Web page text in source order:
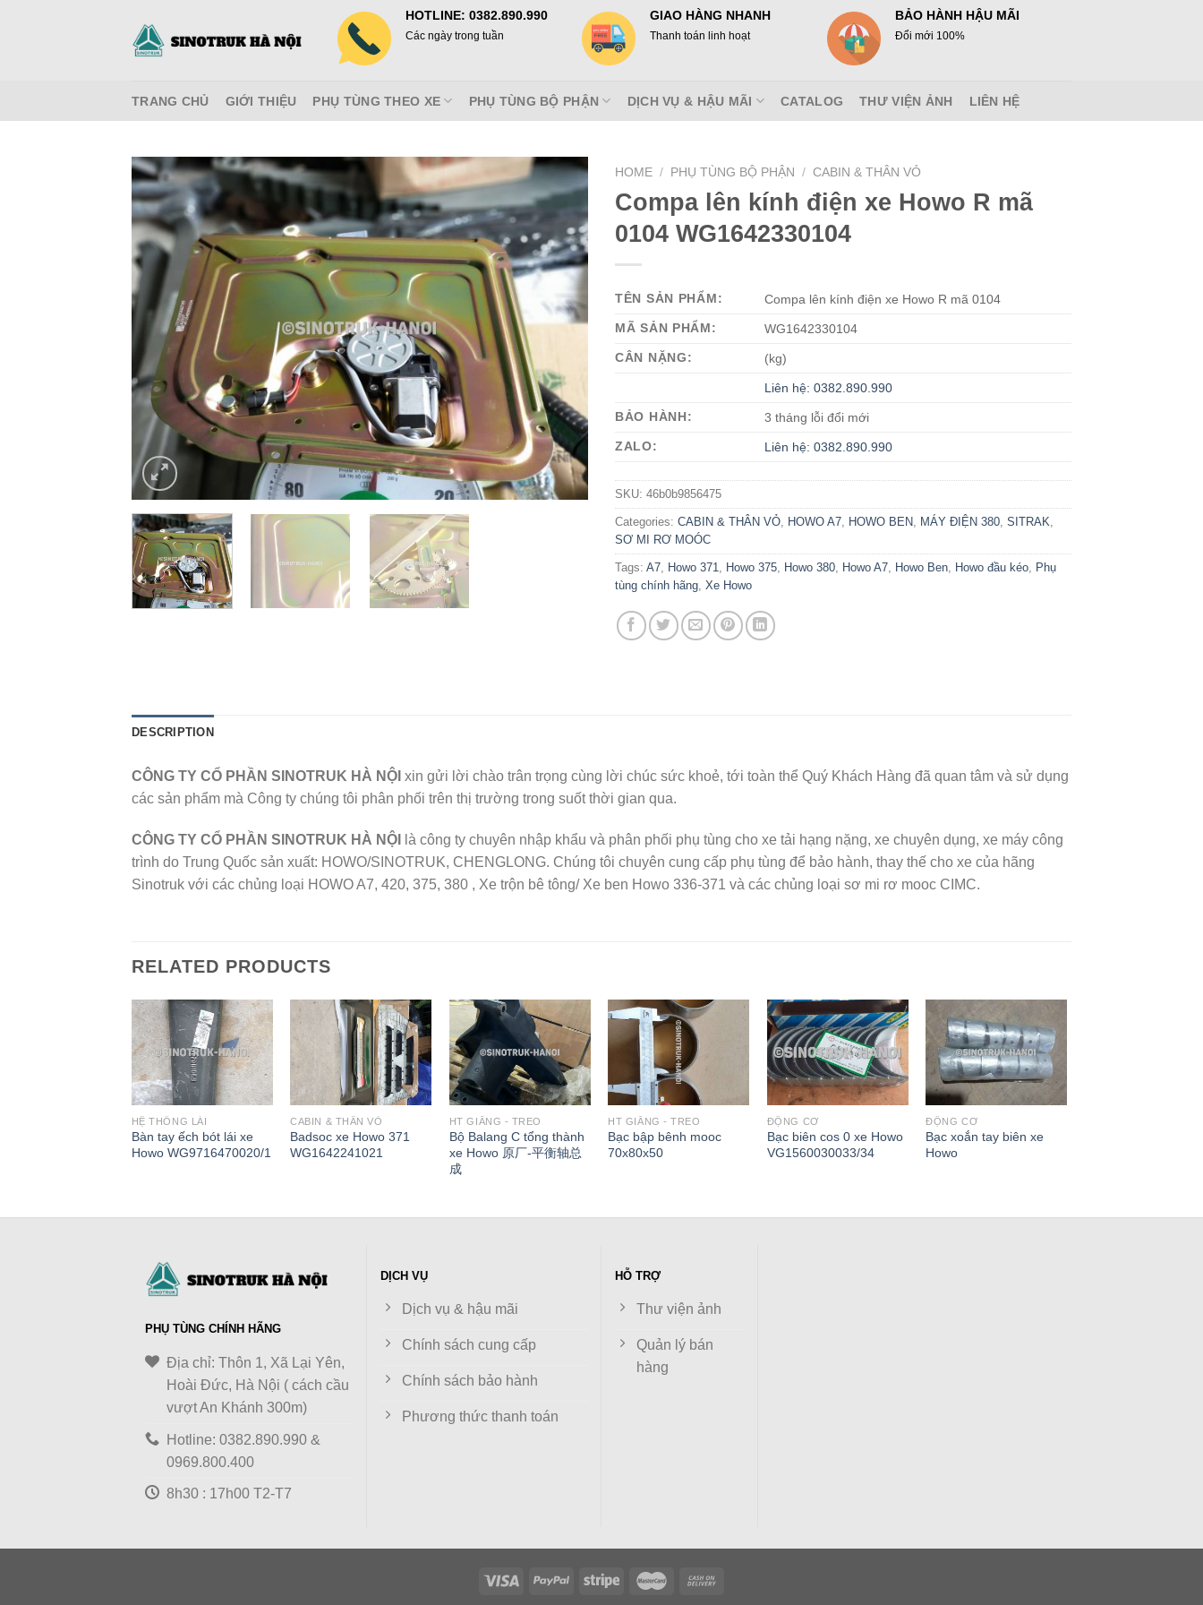
HOTLINE: 0382.890.990
Các ngày trong tuần
GIAO HÀNG NHANH
Thanh toán linh hoạt
BẢO HÀNH HẬU MÃI
Đổi mới 100%
TRANG CHỦ GIỚI THIỆU PHỤ TÙNG THEO XE PHỤ TÙNG BỘ PHẬN DỊCH VỤ & HẬU MÃI CATALOG THƯ VIỆN ẢNH LIÊN HỆ
HOME / PHỤ TÙNG BỘ PHẬN / CABIN & THÂN VỎ
Compa lên kính điện xe Howo R mã
0104 WG1642330104
TÊN SẢN PHẨM:
Compa lên kính điện xe Howo R mã 0104
MÃ SẢN PHẨM:
WG1642330104
CÂN NẶNG:
(kg)
Liên hệ: 0382.890.990
BẢO HÀNH:
3 tháng lỗi đổi mới
ZALO:
Liên hệ: 0382.890.990
SKU: 46b0b9856475
Categories: CABIN & THÂN VỎ, HOWO A7, HOWO BEN, MÁY ĐIỆN 380, SITRAK,
SƠ MI RƠ MOÓC
Tags: A7, Howo 371, Howo 375, Howo 380, Howo A7, Howo Ben, Howo đầu kéo, Phụ
tùng chính hãng, Xe Howo
DESCRIPTION
CÔNG TY CỔ PHẦN SINOTRUK HÀ NỘI xin gửi lời chào trân trọng cùng lời chúc sức khoẻ, tới toàn thể Quý Khách Hàng đã quan tâm và sử dụng
các sản phẩm mà Công ty chúng tôi phân phối trên thị trường trong suốt thời gian qua.
CÔNG TY CỔ PHẦN SINOTRUK HÀ NỘI
là công ty chuyên nhập khẩu và phân phối phụ tùng cho xe tải hạng nặng, xe chuyên dụng, xe máy công
trình do Trung Quốc sản xuất: HOWO/SINOTRUK, CHENGLONG. Chúng tôi chuyên cung cấp phụ tùng để bảo hành, thay thế cho xe của hãng
Sinotruk với các chủng loại HOWO A7, 420, 375, 380 , Xe trộn bê tông/ Xe ben Howo 336-371 và các chủng loại sơ mi rơ mooc CIMC.
RELATED PRODUCTS
HỆ THỐNG LÁI
Bàn tay ếch bót lái xe
Howo WG9716470020/1
CABIN & THÂN VỎ
Badsoc xe Howo 371
WG1642241021
HT GIẰNG - TREO
Bộ Balang C tổng thành
xe Howo 原厂-平衡轴总
成
HT GIẰNG - TREO
Bạc bập bênh mooc
70x80x50
ĐỘNG CƠ
Bạc biên cos 0 xe Howo
VG1560030033/34
ĐỘNG CƠ
Bạc xoắn tay biên xe
Howo
PHỤ TÙNG CHÍNH HÃNG
Địa chỉ: Thôn 1, Xã Lại Yên,
Hoài Đức, Hà Nội ( cách cầu
vượt An Khánh 300m)
Hotline: 0382.890.990 &
0969.800.400
8h30 : 17h00 T2-T7
DỊCH VỤ
Dịch vụ & hậu mãi
Chính sách cung cấp
Chính sách bảo hành
Phương thức thanh toán
HỖ TRỢ
Thư viện ảnh
Quản lý bán
hàng